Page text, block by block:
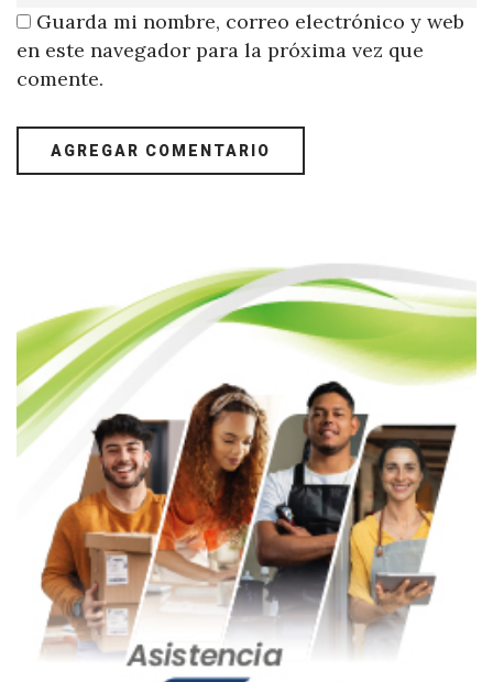
Guarda mi nombre, correo electrónico y web
en este navegador para la próxima vez que
comente.